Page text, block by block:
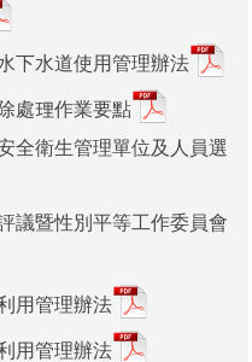
身分關係公開專區
下水道使用管理辦法
處理作業要點
全衛生管理單位及人員選
議暨性別平等工作委員會
用管理辦法
用管理辦法